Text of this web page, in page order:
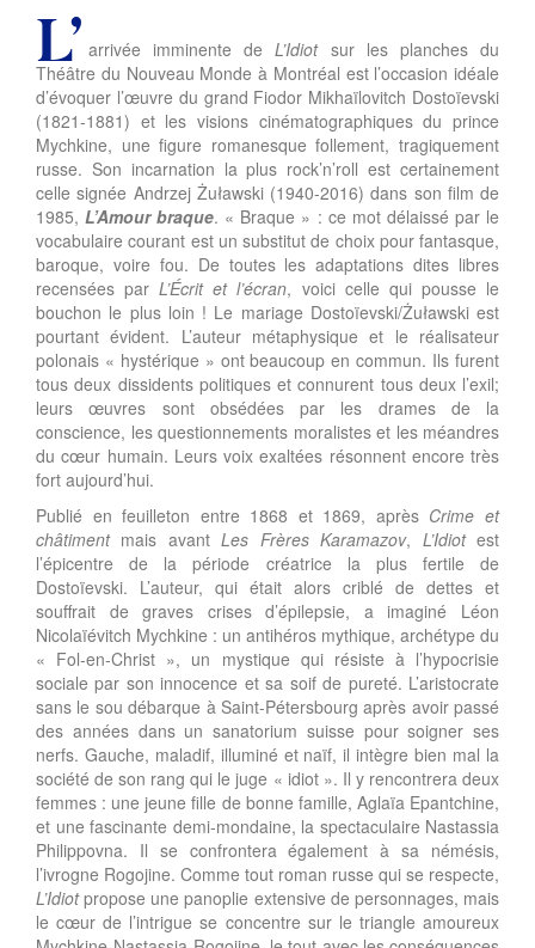
L’ arrivée imminente deL’Idiotsur les planches du
Théâtre du Nouveau Monde à Montréal est l’occasion idéale
d’évoquer l’œuvre du grand Fiodor Mikhaïlovitch Dostoïevski
(1821-1881) et les visions cinématographiques du prince
Mychkine, une figure romanesque follement, tragiquement
russe. Son incarnation la plus rock’n’roll est certainement
celle signée Andrzej Żuławski (1940-2016) dans son film de
1985, L’Amour braque. « Braque » : ce mot délaissé par le
vocabulaire courant est un substitut de choix pour fantasque,
baroque, voire fou. De toutes les adaptations dites libres
recensées parL’Écrit et l’écran, voici celle qui pousse le
bouchon le plus loin ! Le mariage Dostoïevski/Żuławski est
pourtant évident. L’auteur métaphysique et le réalisateur
polonais « hystérique » ont beaucoup en commun. Ils furent
tous deux dissidents politiques et connurent tous deux l’exil;
leurs œuvres sont obsédées par les drames de la
conscience, les questionnements moralistes et les méandres
du cœur humain. Leurs voix exaltées résonnent encore très
fort aujourd’hui.
Publié en feuilleton entre 1868 et 1869, après Crime et
châtimentmais avantLes Frères Karamazov, L’Idiotest
l’épicentre de la période créatrice la plus fertile de
Dostoïevski. L’auteur, qui était alors criblé de dettes et
souffrait de graves crises d’épilepsie, a imaginé Léon
Nicolaïévitch Mychkine : un antihéros mythique, archétype du
« Fol-en-Christ », un mystique qui résiste à l’hypocrisie
sociale par son innocence et sa soif de pureté. L’aristocrate
sans le sou débarque à Saint-Pétersbourg après avoir passé
des années dans un sanatorium suisse pour soigner ses
nerfs. Gauche, maladif, illuminé et naïf, il intègre bien mal la
société de son rang qui le juge « idiot ». Il y rencontrera deux
femmes : une jeune fille de bonne famille, Aglaïa Epantchine,
et une fascinante demi-mondaine, la spectaculaire Nastassia
Philippovna. Il se confrontera également à sa némésis,
l’ivrogne Rogojine. Comme tout roman russe qui se respecte,
L’Idiotpropose une panoplie extensive de personnages, mais
le cœur de l’intrigue se concentre sur le triangle amoureux